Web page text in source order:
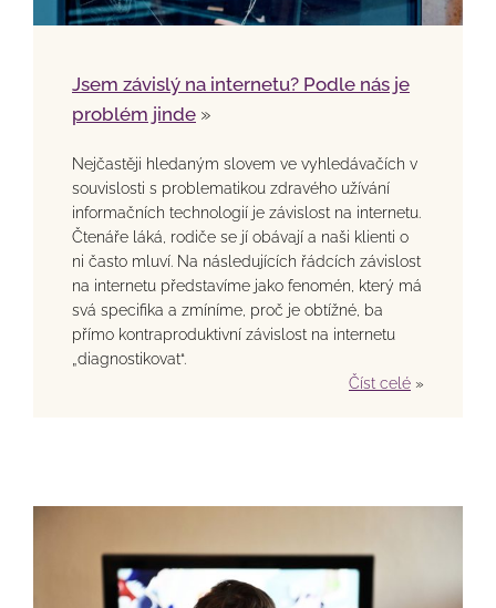
Jsem závislý na internetu? Podle nás je
problém jinde »
Nejčastěji hledaným slovem ve vyhledávačích v
souvislosti s problematikou zdravého užívání
informačních technologií je závislost na internetu.
Čtenáře láká, rodiče se jí obávají a naši klienti o
ni často mluví. Na následujících řádcích závislost
na internetu představíme jako fenomén, který má
svá specifika a zmíníme, proč je obtížné, ba
přímo kontraproduktivní závislost na internetu
„diagnostikovat“.
Číst celé »